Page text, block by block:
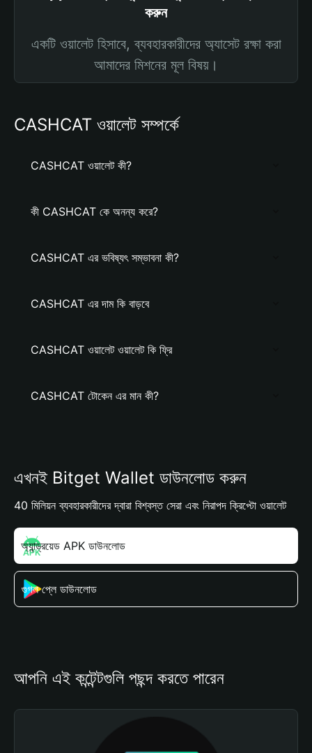
করুন
একটি ওয়ালেট হিসাবে, ব্যবহারকারীদের অ্যাসেট রক্ষা করা
আমাদের মিশনের মূল বিষয়।
CASHCAT ওয়ালেট সম্পর্কে
CASHCAT ওয়ালেট কী?
কী CASHCAT কে অনন্য করে?
CASHCAT এর ভবিষ্যৎ সম্ভাবনা কী?
CASHCAT এর দাম কি বাড়বে
CASHCAT ওয়ালেট ওয়ালেট কি ফ্রি
CASHCAT টোকেন এর মান কী?
এখনই Bitget Wallet ডাউনলোড করুন
40 মিলিয়ন ব্যবহারকারীদের দ্বারা বিশ্বস্ত সেরা এবং নিরাপদ ক্রিপ্টো ওয়ালেট
অ্যান্ড্রয়েড APK ডাউনলোড
গুগল প্লে ডাউনলোড
আপনি এই কন্টেন্টগুলি পছন্দ করতে পারেন